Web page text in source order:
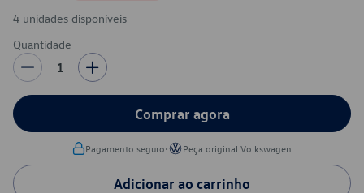
4 unidades disponíveis
Quantidade
1
Comprar agora
Pagamento seguro• Peça original Volkswagen
Adicionar ao carrinho